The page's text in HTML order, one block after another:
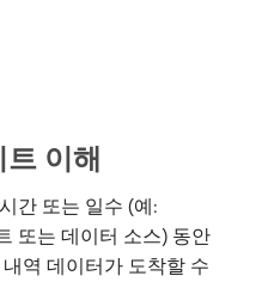
이해
간 또는 일수 (예:
또는 데이터 소스) 동안
역 데이터가 도착할 수